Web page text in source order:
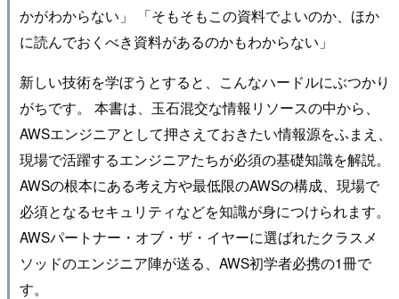
かがわからない」 「そもそもこの資料でよいのか、ほか
に読んでおくべき資料があるのかもわからない」
新しい技術を学ぼうとすると、こんなハードルにぶつかり
がちです。 本書は、⽟⽯混交な情報リソースの中から、
AWSエンジニアとして押さえておきたい情報源をふまえ、
現場で活躍するエンジニアたちが必須の基礎知識を解説。
AWSの根本にある考え方や最低限のAWSの構成、現場で
必須となるセキュリティなどを知識が身につけられます。
AWSパートナー・オブ・ザ・イヤーに選ばれたクラスメ
ソッドのエンジニア陣が送る、AWS初学者必携の1冊で
す。